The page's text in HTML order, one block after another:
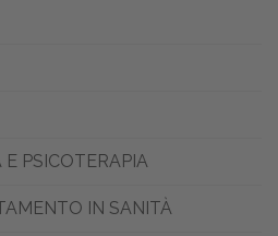
PSICOTERAPIA
IN SANITÀ